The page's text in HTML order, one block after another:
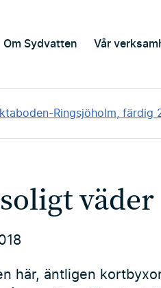
Om Sydvatten Vår
Ringsjöholm, färdig
väder
här, äntligen